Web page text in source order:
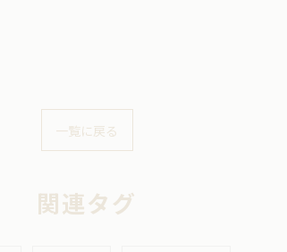
一覧に戻る
関連タグ